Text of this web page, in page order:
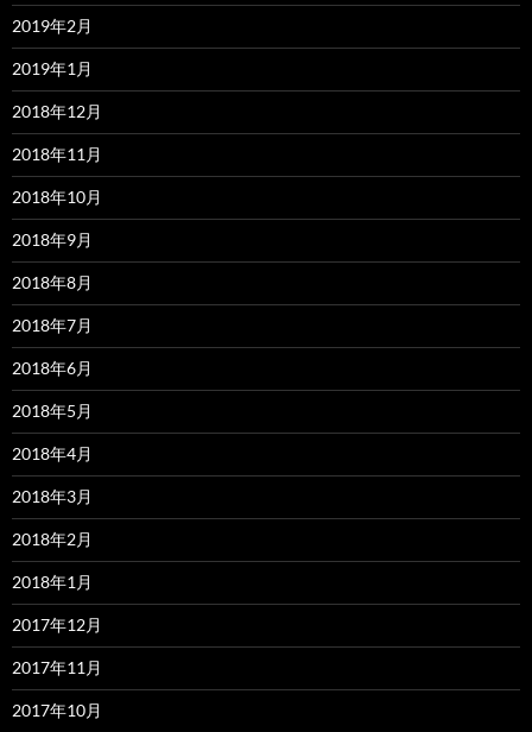
2019年2月
2019年1月
2018年12月
2018年11月
2018年10月
2018年9月
2018年8月
2018年7月
2018年6月
2018年5月
2018年4月
2018年3月
2018年2月
2018年1月
2017年12月
2017年11月
2017年10月